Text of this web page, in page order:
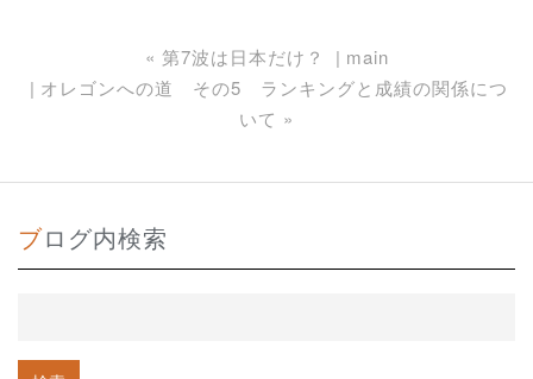
« 第7波は日本だけ？
main
オレゴンへの道 その5 ランキングと成績の関係につ
いて »
ブログ内検索